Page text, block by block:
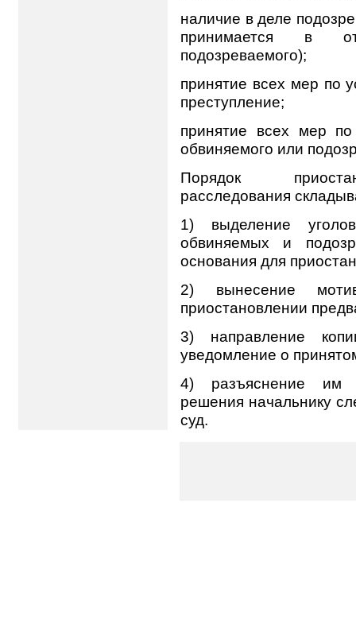
наличие в деле
принимается в
подозреваемого);
принятие всех мер по
преступление;
принятие всех мер
обвиняемого или
Порядок
расследования
1) выделение
обвиняемых и
основания для
2) вынесение
приостановлении
3) направление
уведомление о
4) разъяснение им
решения начальнику
суд.